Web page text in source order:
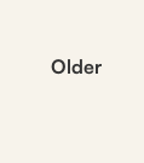
Older